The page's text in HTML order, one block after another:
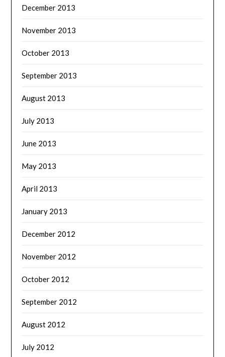
December 2013
November 2013
October 2013
September 2013
August 2013
July 2013
June 2013
May 2013
April 2013
January 2013
December 2012
November 2012
October 2012
September 2012
August 2012
July 2012